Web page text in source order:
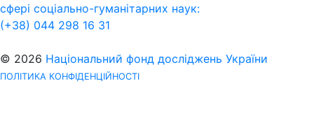
сфері соціально-гуманітарних наук:
(+38) 044 298 16 31
© 2026 Національний фонд досліджень України
ПОЛІТИКА КОНФІДЕНЦІЙНОСТІ